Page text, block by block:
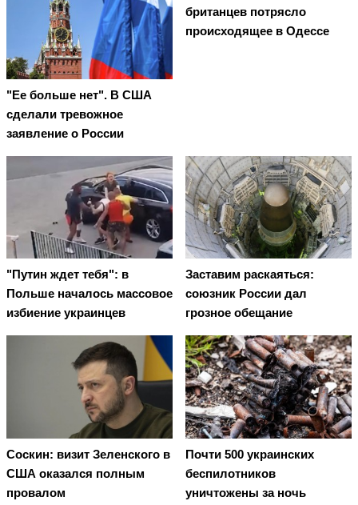
"Ее больше нет". В США
сделали тревожное
заявление о России
британцев потрясло
происходящее в Одессе
"Путин ждет тебя": в
Польше началось массовое
избиение украинцев
Заставим раскаяться:
союзник России дал
грозное обещание
Соскин: визит Зеленского в
США оказался полным
провалом
Почти 500 украинских
беспилотников
уничтожены за ночь